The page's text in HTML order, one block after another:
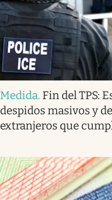
Medida. Fin del TPS:
despidos masivos y
extranjeros que